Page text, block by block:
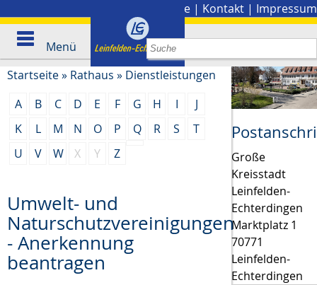
Presse | Kontakt | Impressum
Menü
Startseite» Rathaus » Dienstleistungen
A
B C D E F G H I
J
K
L M N O P Q R S
T
U
V W X Y Z
Umwelt- und
Naturschutzvereinigungen
- Anerkennung
beantragen
Große
Kreisstadt
Leinfelden-
Echterdingen
Marktplatz 1
70771
Leinfelden-
Echterdingen